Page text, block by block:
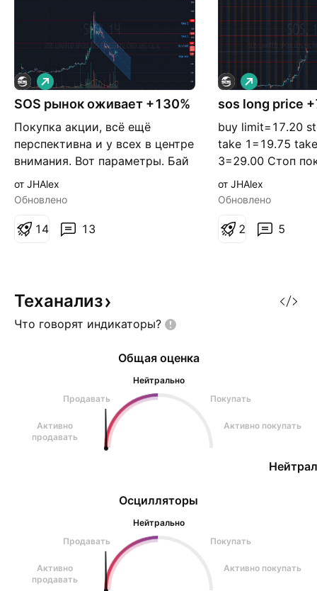
SOS рынок оживает +130%
Покупка акции, всё ещё
перспективна и у всех в центре
внимания. Вот параметры. Бай
Стоп-Лимит=8,70 Стоп
Лосс=6,30 Тейк 1=10,90 Тейк
Д
л
и
н
я
от JHAlex
Обновлено
13
1 4
sos long price
buy limit=17.20
take 1=19.75
3=29.00 Стоп
большой, по
Идея будет
Д
л
и
н
я
от JHAlex
Обновлено
5
2
Теханализ
Что говорят индикаторы?
Осцилляторы
Нейтрально
Продавать
Покупать
Активно
продавать
Активно покупать
Общая оценка
Нейтрально
Продавать
Покупать
Активно
продавать
Активно покупать